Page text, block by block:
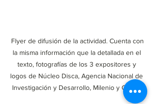
la misma información que la detallada en el
texto, fotografías de los 3 expositores y
logos de Núcleo Disca, Agencia Nacional de
Investigación y Desarrollo, Milenio y Clacso.